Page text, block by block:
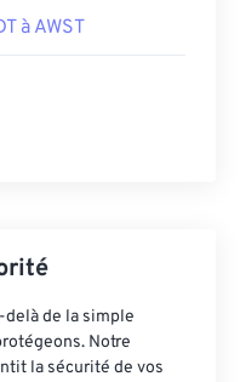
à AWST
delà de la simple
Notre
la sécurité de vos